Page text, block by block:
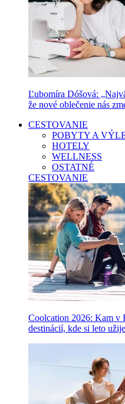
Ľubomíra Dóšová:
že nové oblečenie nás
CESTOVANIE
POBYTY A
HOTELY
WELLNESS
OSTATNÉ
CESTOVANIE
Coolcation 2026: Kam v
destinácií, kde si leto